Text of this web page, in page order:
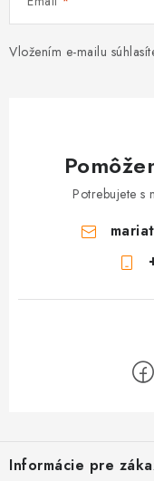
Vložením e-mailu
Potrebujete s
pInformácie pre